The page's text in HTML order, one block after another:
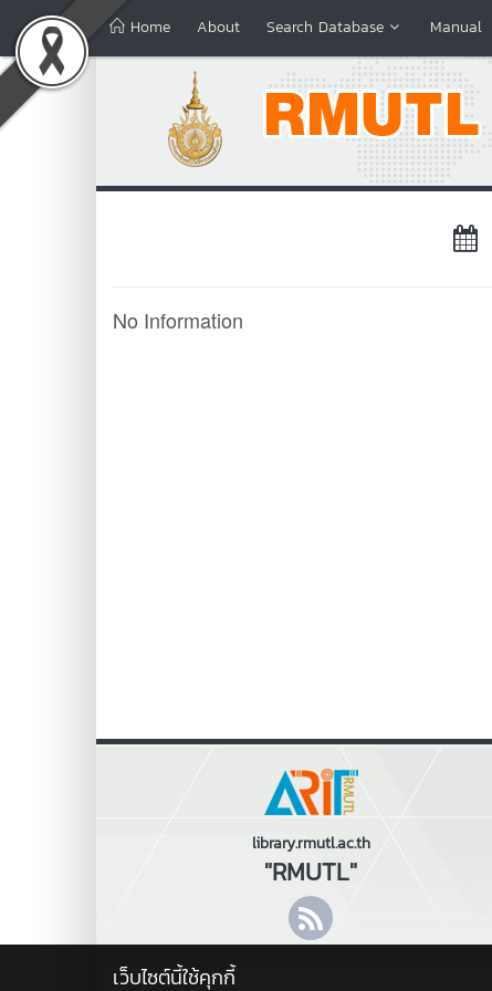
Home About Search Database Manual
No Information
library.rmutl.ac.th
"RMUTL"
เว็บไซต์นี้ใช้คุกกี้